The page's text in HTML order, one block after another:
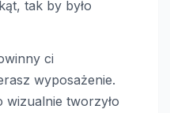
tak by było
ci
wyposażenie.
tworzyło